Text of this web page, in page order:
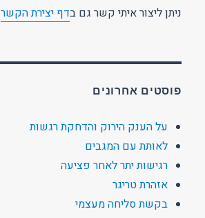
ניתן ליצור איתי קשר גם בדף יצירת הקשר
פוסטים אחרונים
על הענק הירוק והדחקת רגשות
לאותת עם המגבים
רגישות יתר לאחר פציעה
אזהרת טריגר
בקשת סליחה מעצמי